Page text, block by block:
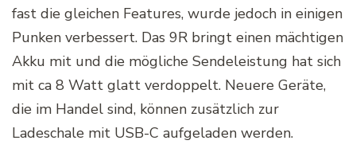
fast die gleichen Features, wurde jedoch in einigen
Punken verbessert. Das 9R bringt einen mächtigen
Akku mit und die mögliche Sendeleistung hat sich
mit ca 8 Watt glatt verdoppelt. Neuere Geräte,
die im Handel sind, können zusätzlich zur
Ladeschale mit USB-C aufgeladen werden.